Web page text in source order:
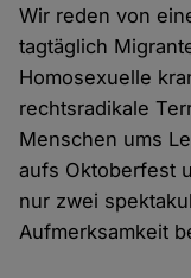
Wir reden von
tagtäglich
Homosexuelle
rechtsradikale
Menschen ums
aufs Oktoberfest
nur zwei
Aufmerksamkeit